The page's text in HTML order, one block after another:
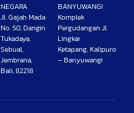
NEGARA
Jl. Gajah Mada
No. 50, Dangin
Tukadaya,
Sebual,
Jembrana,
Bali, 82218
BANYUWANGI
Komplek
Pergudangan Jl.
Lingkar
Ketapang, Kalipuro
– Banyuwangi